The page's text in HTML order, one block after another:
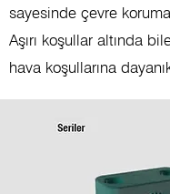
sayesinde çevre koruma
Aşırı koşullar altında
hava koşullarına